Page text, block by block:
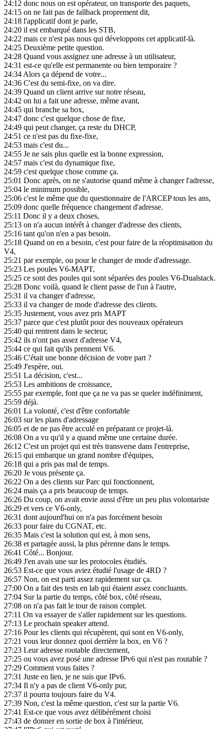
24:12 donc nous on est opérateur, on transporte des paquets,
24:15 on ne fait pas de fallback proprement dit,
24:18 l'applicatif dont je parle,
24:20 il est embarqué dans les STB,
24:22 mais ce n'est pas nous qui développons cet applicatif-là.
24:25 Deuxième petite question.
24:28 Quand vous assignez une adresse à un utilisateur,
24:31 est-ce qu'elle est permanente ou bien temporaire ?
24:34Alors ça dépend de votre...
24:36 C'est du semi-fixe, on va dire.
24:39 Quand un client arrive sur notre réseau,
24:42 on lui a fait une adresse, même avant,
24:45 qui branche sa box,
24:47 donc c'est quelque chose de fixe,
24:49 qui peut changer, ça reste du DHCP,
24:51 ce n'est pas du fixe-fixe,
24:53 mais c'est du...
24:55 Je ne sais plus quelle est la bonne expression,
24:57 mais c'est du dynamique fixe,
24:59 c'est quelque chose comme ça.
25:01 Donc après, on ne s'autorise quand même à changer l'adresse,
25:04 le minimum possible,
25:06 c'est le même que du questionnaire de l'ARCEP tous les ans,
25:09 donc quelle fréquence changement d'adresse.
25:11 Donc il y a deux choses,
25:13 on n'a aucun intérêt à changer d'adresse des clients,
25:16 tant qu'on n'en a pas besoin.
25:18 Quand on en a besoin, c'est pour faire de la réoptimisation du
V4,
25:21 par exemple, ou pour le changer de mode d'adressage.
25:23 Les poules V6-MAPT,
25:25 ce sont des poules qui sont séparées des poules V6-Dualstack.
25:28 Donc voilà, quand le client passe de l'un à l'autre,
25:31 il va changer d'adresse,
25:33 il va changer de mode d'adresse des clients.
25:35 Justement, vous avez pris MAPT
25:37 parce que c'est plutôt pour des nouveaux opérateurs
25:40 qui rentrent dans le secteur,
25:42 ils n'ont pas assez d'adresse V4,
25:44 ce qui fait qu'ils prennent V6.
25:46 C'était une bonne décision de votre part ?
25:49 J'espère, oui.
25:51 La décision, c'est...
25:53 Les ambitions de croissance,
25:55 par exemple, font que ça ne va pas se queler indéfiniment,
25:59 déjà.
26:01 La volonté, c'est d'être confortable
26:03 sur les plans d'adressage
26:05 et de ne pas être acculé en préparant ce projet-là.
26:08 On a vu qu'il y a quand même une certaine durée.
26:12 C'est un projet qui est très transverse dans l'entreprise,
26:15 qui embarque un grand nombre d'équipes,
26:18 qui a pris pas mal de temps.
26:20 Je vous présente ça.
26:22 On a des clients sur Parc qui fonctionnent,
26:24 mais ça a pris beaucoup de temps.
26:26 Du coup, on avait envie aussi d'être un peu plus volontariste
26:29 et vers ce V6-only,
26:31 dont aujourd'hui on n'a pas forcément besoin
26:33 pour faire du CGNAT, etc.
26:35 Mais c'est la solution qui est, à mon sens,
26:38 et partagée aussi, la plus pérenne dans le temps.
26:41 Côté... Bonjour.
26:49 J'en avais une sur les protocoles étudiés.
26:53 Est-ce que vous aviez étudié l'usage de 4RD ?
26:57 Non, on est parti assez rapidement sur ça.
27:00 On a fait des tests en lab qui étaient assez concluants.
27:04 Sur la partie du temps, côté box, côté réseau,
27:08 on n'a pas fait le tour de raison complet.
27:11 On va essayer de s'aller rapidement sur les questions.
27:13 Le prochain speaker attend.
27:16 Pour les clients qui récupèrent, qui sont en V6-only,
27:21 vous leur donnez quoi derrière la box, en V6 ?
27:23 Leur adresse routable directement,
27:25 ou vous avez posé une adresse IPv6 qui n'est pas routable ?
27:29 Comment vous faites ?
27:31 Juste en lien, je ne suis que IPv6.
27:34 Il n'y a pas de client V6-only pur,
27:37 il pourra toujours faire du V4.
27:39 Non, c'est la même question, c'est sur la partie V6.
27:41 Est-ce que vous avez délibérément choisi
27:43 de donner en sortie de box à l'intérieur,